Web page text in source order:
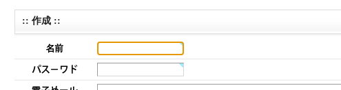
:: 作成 ::